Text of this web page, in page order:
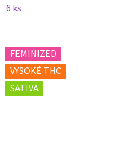
6 ks
FEMINIZED
VYSOKÉ THC
SATIVA